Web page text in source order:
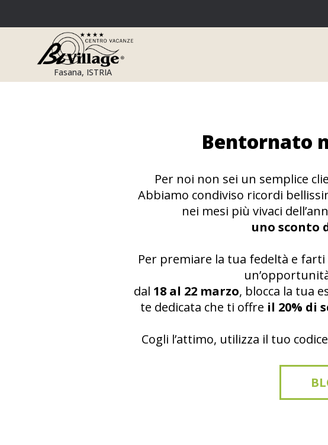
al
contenuto
Fasana, ISTRIA
Bentornato
Per noi non sei un semplice
Abbiamo condiviso ricordi
nei mesi più vivaci
uno sconto
Per premiare la tua fedeltà e
dal 18 al 22 marzo, blocca la tua
te dedicata che ti offre il 20% di
Cogli l’attimo, utilizza il tuo